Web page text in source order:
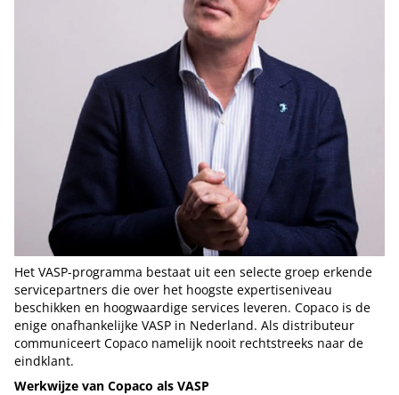
Het VASP-programma bestaat uit een selecte groep erkende
servicepartners die over het hoogste expertiseniveau
beschikken en hoogwaardige services leveren. Copaco is de
enige onafhankelijke VASP in Nederland. Als distributeur
communiceert Copaco namelijk nooit rechtstreeks naar de
eindklant.
Werkwijze van Copaco als VASP